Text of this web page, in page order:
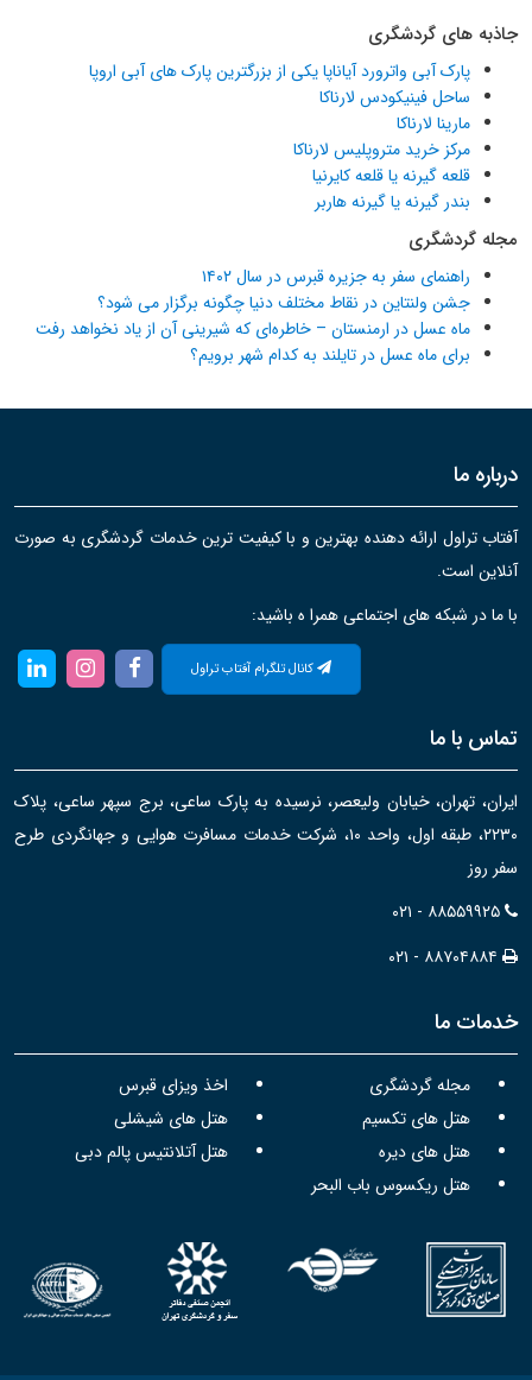
جاذبه های گردشگری
پارک آبی واترورد آیاناپا یکی از بزرگترین پارک های آبی اروپا
ساحل فینیکودس لارناکا
مارینا لارناکا
مرکز خرید متروپلیس لارناکا
قلعه گیرنه یا قلعه کایرنیا
بندر گیرنه یا گیرنه هاربر
مجله گردشگری
راهنمای سفر به جزیره قبرس در سال ۱۴۰۲
جشن ولنتاین در نقاط مختلف دنیا چگونه برگزار می شود؟
ماه عسل در ارمنستان – خاطره‌ای که شیرینی آن از یاد نخواهد رفت
برای ماه عسل در تایلند به کدام شهر برویم؟
درباره ما
آفتاب تراول ارائه دهنده بهترین و با کیفیت ترین خدمات گردشگری به صورت
آنلاین است.
با ما در شبکه های اجتماعی همرا ه باشید:
کانال تلگرام آفتاب تراول
تماس با ما
ایران، تهران، خیابان ولیعصر، نرسیده به پارک ساعی، برج سپهر ساعی، پلاک
۲۲۳۰، طبقه اول، واحد ۱۰، شرکت خدمات مسافرت هوایی و جهانگردی طرح
سفر روز
۰۲۱ - ۸۸۵۵۹۹۲۵
۰۲۱ - ۸۸۷۰۴۸۸۴
خدمات ما
مجله گردشگری
اخذ ویزای قبرس
هتل های تکسیم
هتل های شیشلی
هتل های دیره
هتل آتلانتیس پالم دبی
هتل ریکسوس باب البحر